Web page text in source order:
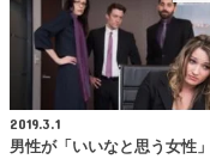
2019.3.1
男性が「いいなと思う女性